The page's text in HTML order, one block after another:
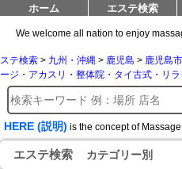
ホーム エステ検索
We welcome all nation to enjoy
ステ検索 > 九州・沖縄 > 鹿児島 > 鹿児島市
ージ・アカスリ・整体院・タイ古式・リ
HERE (説明) is the concept of
エステ検索 カテゴリー別